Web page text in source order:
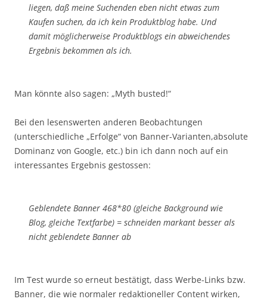
liegen, daß meine Suchenden eben nicht etwas zum
Kaufen suchen, da ich kein Produktblog habe. Und
damit möglicherweise Produktblogs ein abweichendes
Ergebnis bekommen als ich.
Man könnte also sagen: „Myth busted!“
Bei den lesenswerten anderen Beobachtungen
(unterschiedliche „Erfolge“ von Banner-Varianten,absolute
Dominanz von Google, etc.) bin ich dann noch auf ein
interessantes Ergebnis gestossen:
Geblendete Banner 468*80 (gleiche Background wie
Blog, gleiche Textfarbe) = schneiden markant besser als
nicht geblendete Banner ab
Im Test wurde so erneut bestätigt, dass Werbe-Links bzw.
Banner, die wie normaler redaktioneller Content wirken,